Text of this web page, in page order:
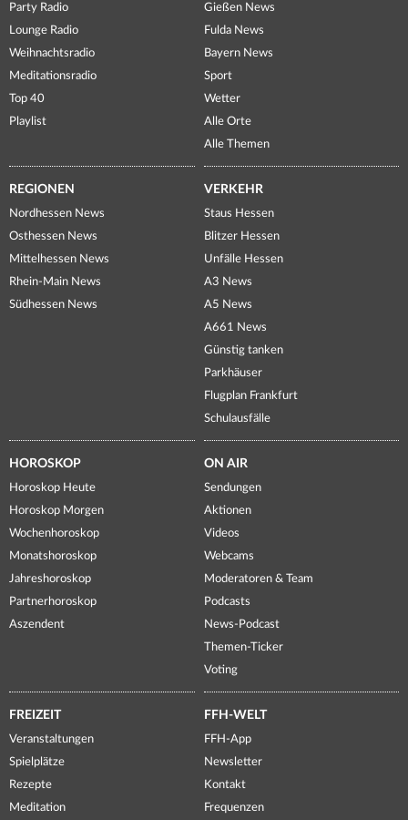
Party Radio
Lounge Radio
Weihnachtsradio
Meditationsradio
Top 40
Playlist
Gießen News
Fulda News
Bayern News
Sport
Wetter
Alle Orte
Alle Themen
REGIONEN
Nordhessen News
Osthessen News
Mittelhessen News
Rhein-Main News
Südhessen News
VERKEHR
Staus Hessen
Blitzer Hessen
Unfälle Hessen
A3 News
A5 News
A661 News
Günstig tanken
Parkhäuser
Flugplan Frankfurt
Schulausfälle
HOROSKOP
Horoskop Heute
Horoskop Morgen
Wochenhoroskop
Monatshoroskop
Jahreshoroskop
Partnerhoroskop
Aszendent
ON AIR
Sendungen
Aktionen
Videos
Webcams
Moderatoren & Team
Podcasts
News-Podcast
Themen-Ticker
Voting
FREIZEIT
Veranstaltungen
Spielplätze
Rezepte
Meditation
FFH-WELT
FFH-App
Newsletter
Kontakt
Frequenzen